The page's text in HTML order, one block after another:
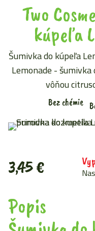
Two
kúpeľa
Šumivka do kúpeľa
Lemonade -
vôňou
Bez chémie
3,45€
Popis